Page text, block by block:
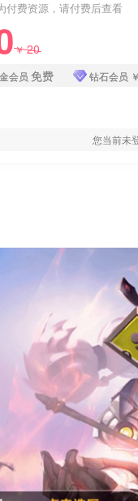
付费资源，请付费后查看
￥20
会员 免费 钻石会员
您当前未